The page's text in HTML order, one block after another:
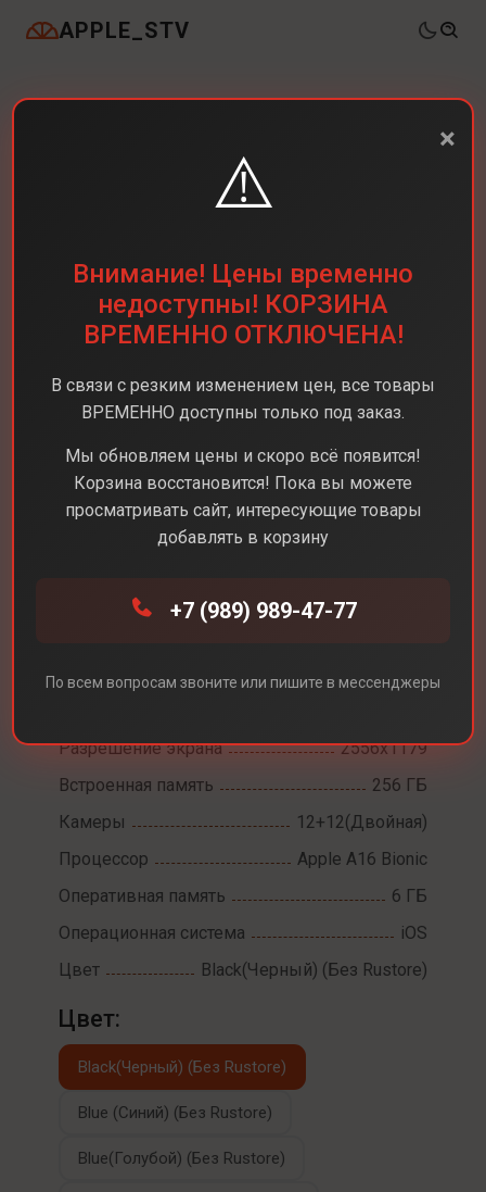
APPLE_STV
Смартфоны iPhone 15
Разрешение экрана
2556x1179
Встроенная память
256 ГБ
Камеры
12+12(Двойная)
Процессор
Apple A16 Bionic
Оперативная память
6 ГБ
Операционная система
iOS
Цвет
Black(Черный) (Без Rustore)
Цвет:
Black(Черный) (Без Rustore)
Blue (Синий) (Без Rustore)
Blue(Голубой) (Без Rustore)
×
⚠️
Внимание! Цены временно
недоступны! КОРЗИНА
ВРЕМЕННО ОТКЛЮЧЕНА!
В связи с резким изменением цен, все товары
ВРЕМЕННО доступны только под заказ.
Мы обновляем цены и скоро всё появится!
Корзина восстановится! Пока вы можете
просматривать сайт, интересующие товары
добавлять в корзину
+7 (989) 989-47-77
По всем вопросам звоните или пишите в мессенджеры